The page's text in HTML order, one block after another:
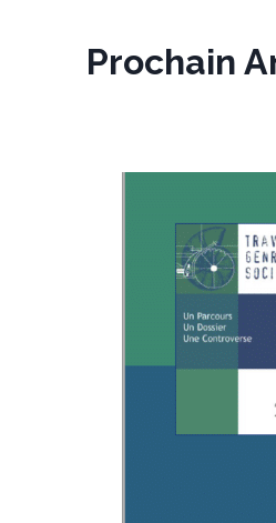
Prochain